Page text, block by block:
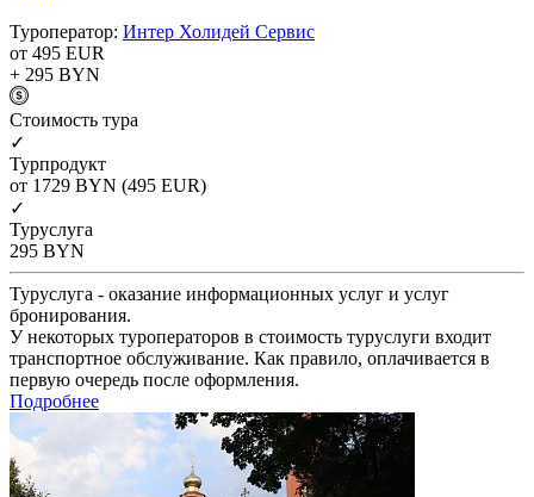
Туроператор: Интер Холидей Сервис
от 495 EUR
+ 295 BYN
Cтоимость тура
✓
Турпродукт
от 1729 BYN (495 EUR)
✓
Туруслуга
295 BYN
Туруслуга - оказание информационных услуг и услуг
бронирования.
У некоторых туроператоров в стоимость туруслуги входит
транспортное обслуживание. Как правило, оплачивается в
первую очередь после оформления.
Подробнее